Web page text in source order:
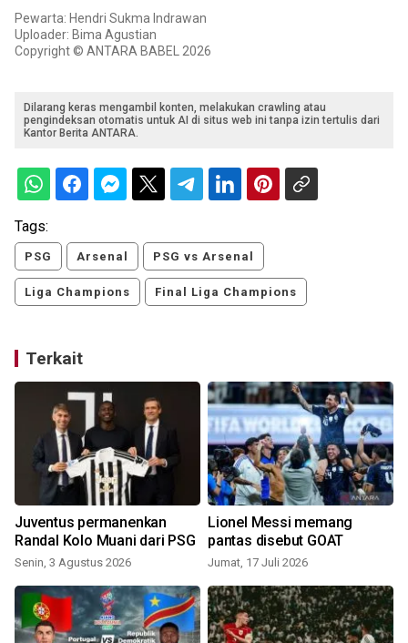
Pewarta: Hendri Sukma Indrawan
Uploader: Bima Agustian
Copyright © ANTARA BABEL 2026
Dilarang keras mengambil konten, melakukan crawling atau
pengindeksan otomatis untuk AI di situs web ini tanpa izin tertulis dari
Kantor Berita ANTARA.
Tags:
PSG Arsenal PSG vs Arsenal
Liga Champions Final Liga Champions
Terkait
Juventus permanenkan
Randal Kolo Muani dari PSG
Senin, 3 Agustus 2026
Lionel Messi memang
pantas disebut GOAT
Jumat, 17 Juli 2026